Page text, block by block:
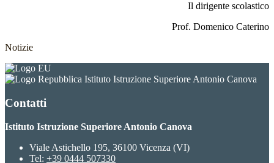
Il dirigente scolastico
Prof. Domenico Caterino
Notizie
Istituto Istruzione Superiore Antonio Canova
Contatti
Istituto Istruzione Superiore Antonio Canova
Viale Astichello 195, 36100 Vicenza (VI)
Tel: +39 0444 507330